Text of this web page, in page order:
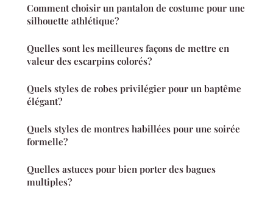
Comment choisir un pantalon de costume pour une
silhouette athlétique?
Quelles sont les meilleures façons de mettre en
valeur des escarpins colorés?
Quels styles de robes privilégier pour un baptême
élégant?
Quels styles de montres habillées pour une soirée
formelle?
Quelles astuces pour bien porter des bagues
multiples?